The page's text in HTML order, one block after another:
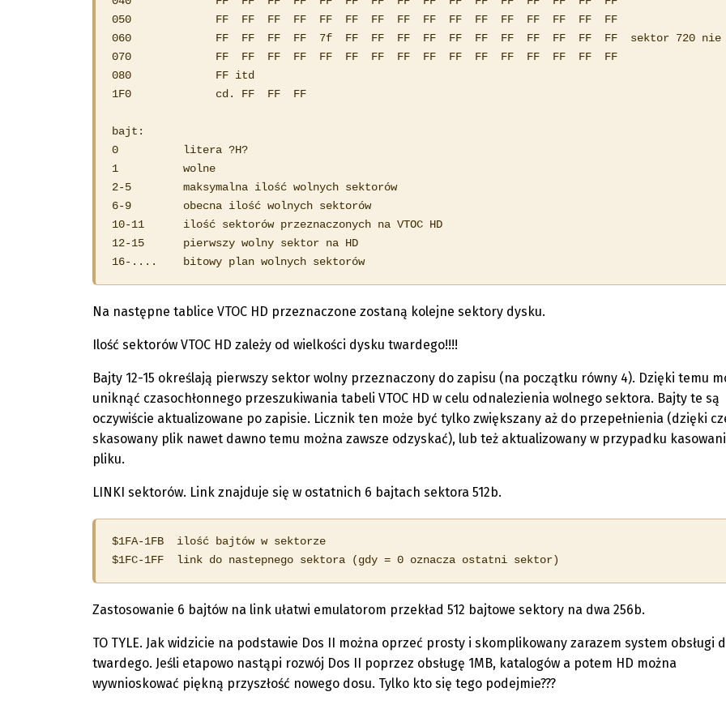
050             FF  FF  FF  FF  FF  FF  FF  FF  FF  FF  FF  FF  FF  FF  FF  FF
060             FF  FF  FF  FF  7f  FF  FF  FF  FF  FF  FF  FF  FF  FF  FF  FF  sektor 720 nie
070             FF  FF  FF  FF  FF  FF  FF  FF  FF  FF  FF  FF  FF  FF  FF  FF
080             FF itd
1F0             cd. FF  FF  FF
bajt:
0          litera ?H?
1          wolne
2-5        maksymalna ilość wolnych sektorów
6-9        obecna ilość wolnych sektorów
10-11      ilość sektorów przeznaczonych na VTOC HD
12-15      pierwszy wolny sektor na HD
16-....    bitowy plan wolnych sektorów
Na następne tablice VTOC HD przeznaczone zostaną kolejne sektory dysku.
Ilość sektorów VTOC HD zależy od wielkości dysku twardego!!!!
Bajty 12-15 określają pierwszy sektor wolny przeznaczony do zapisu (na początku równy 4). Dzięki temu
uniknąć czasochłonnego przeszukiwania tabeli VTOC HD w celu odnalezienia wolnego sektora. Bajty te są
oczywiście aktualizowane po zapisie. Licznik ten może być tylko zwiększany aż do przepełnienia (dzięki
skasowany plik nawet dawno temu można zawsze odzyskać), lub też aktualizowany w przypadku
pliku.
LINKI sektorów. Link znajduje się w ostatnich 6 bajtach sektora 512b.
$1FA-1FB  ilość bajtów w sektorze
$1FC-1FF  link do nastepnego sektora (gdy = 0 oznacza ostatni sektor)
Zastosowanie 6 bajtów na link ułatwi emulatorom przekład 512 bajtowe sektory na dwa 256b.
TO TYLE. Jak widzicie na podstawie Dos II można oprzeć prosty i skomplikowany zarazem system obsługi
twardego. Jeśli etapowo nastąpi rozwój Dos II poprzez obsługę 1MB, katalogów a potem HD można
wywnioskować piękną przyszłość nowego dosu. Tylko kto się tego podejmie???